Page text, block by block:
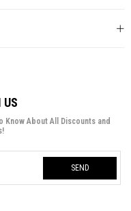
US
About All Discounts and
SEND